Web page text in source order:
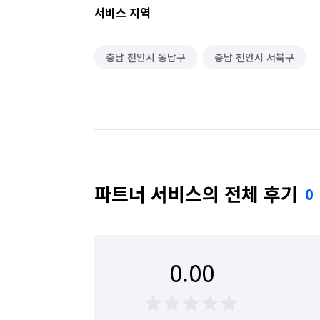
서비스 지역
충남 천안시 동남구 충남 천안시 서북구
파트너 서비스의 전체 후기 0
0.00